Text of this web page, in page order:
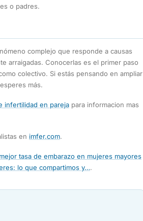
o padres.
complejo que responde a causas
arraigadas. Conocerlas es el primer paso
colectivo. Si estás pensando en ampliar
más.
infertilidad en pareja para informacion mas
en imfer.com.
tasa de embarazo en mujeres mayores
lo que compartimos y….